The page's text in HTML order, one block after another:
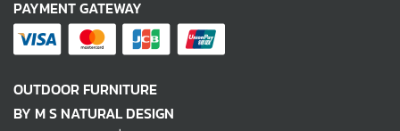
PAYMENT GATEWAY
OUTDOOR FURNITURE
BY M S NATURAL DESIGN